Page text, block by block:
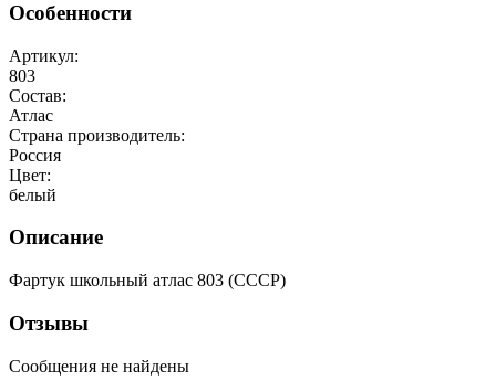
Особенности
Артикул:
803
Состав:
Атлас
Страна производитель:
Россия
Цвет:
белый
Описание
Фартук школьный атлас 803 (СССР)
Отзывы
Сообщения не найдены